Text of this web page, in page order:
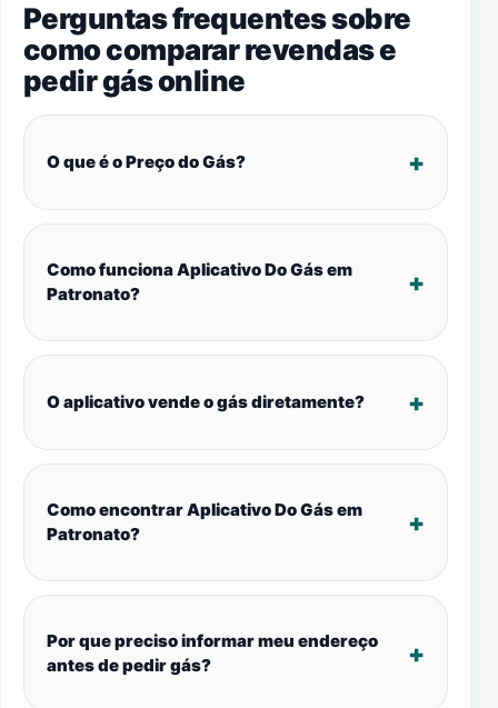
Perguntas frequentes sobre
como comparar revendas e
pedir gás online
O que é o Preço do Gás?
Como funciona Aplicativo Do Gás em
Patronato?
O aplicativo vende o gás diretamente?
Como encontrar Aplicativo Do Gás em
Patronato?
Por que preciso informar meu endereço
antes de pedir gás?